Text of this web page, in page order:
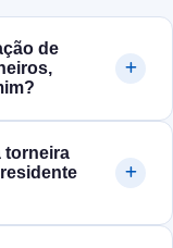
de
torneira